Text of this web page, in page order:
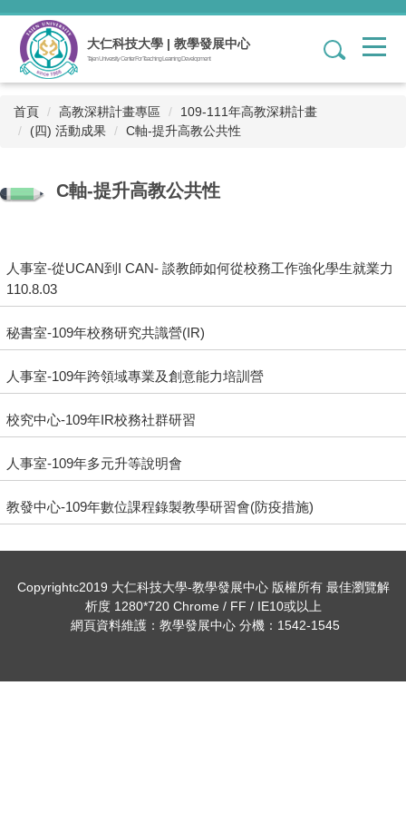
跳
主
要
內
容
區
大仁科技大學 | 教學發展中心
Tajen University Center For Teaching Learning Development
1
首頁 高教深耕計畫專區
109-111年高教深耕計畫
(四) 活動成果
C軸-提升高教公共性
C軸-提升高教公共性
人事室-從UCAN到I CAN- 談教師如何從校務工作強化學生就業力
110.8.03
秘書室-109年校務研究共識營(IR)
人事室-109年跨領域專業及創意能力培訓營
校究中心-109年IR校務社群研習
人事室-109年多元升等說明會
教發中心-109年數位課程錄製教學研習會(防疫措施)
Copyrightc2019 大仁科技大學-教學發展中心 版權所有 最佳瀏覽解
析度 1280*720 Chrome / FF / IE10或以上
網頁資料維護：教學發展中心 分機：1542-1545